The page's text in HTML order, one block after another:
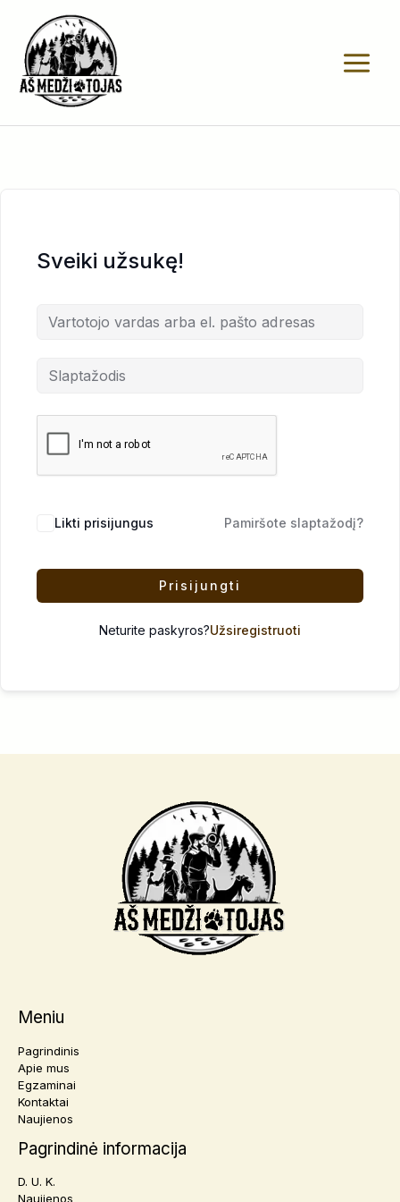
turinio
Sveiki užsukę!
Likti prisijungus Pamiršote slaptažodį?
Prisijungti
Neturite paskyros?Užsiregistruoti
Meniu
Pagrindinis
Apie mus
Egzaminai
Kontaktai
Naujienos
Pagrindinė informacija
D. U. K.
Naujienos